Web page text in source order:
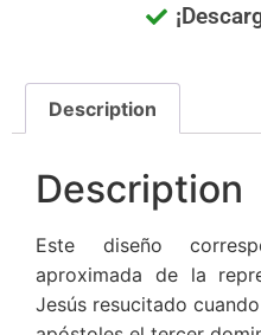
Description
Description
Este diseño
aproximada de la
Jesús resucitado